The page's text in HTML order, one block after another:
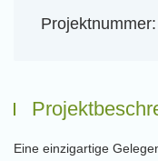
Projektnummer:
Eine einzigartige